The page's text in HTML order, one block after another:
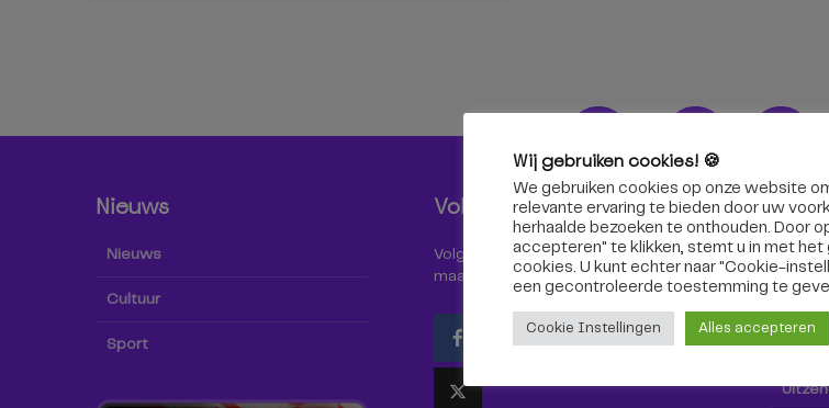
Nieuws
Nieuws
Cultuur
Sport
Volg ons!
Volg Omroep Tilburg niet alleen hier,
maar ook via social media!
Kijk tv
Radio
TV-
Wij gebruiken cookies! 🍪
We gebruiken cookies op onze website
relevante ervaring te bieden door uw
herhaalde bezoeken te onthouden. Door
accepteren" te klikken, stemt u in met het
cookies. U kunt echter naar "Cookie-
een ​​gecontroleerde toestemming te
Cookie Instellingen Alles accepteren